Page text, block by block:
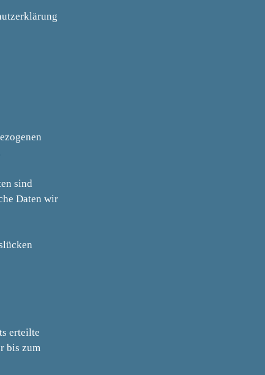
sind
Daten wir
erteilte
bis zum